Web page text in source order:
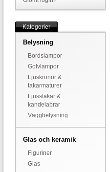
Kategorier
Belysning
Bordslampor
Golvlampor
Ljuskronor &
takarmaturer
Ljusstakar &
kandelabrar
Väggbelysning
Glas och keramik
Figuriner
Glas